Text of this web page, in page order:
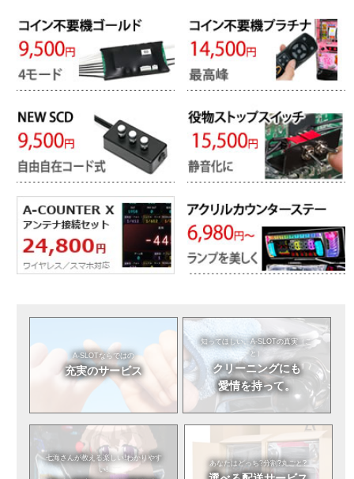
A-SLOTならではの
充実のサービス
知ってほしい。A-SLOTの真実（こ
と）
クリーニングにも
愛情を持って。
七海さんが教える楽しい!わかりやす
い!
あなたはどっち?分割?丸ごと?